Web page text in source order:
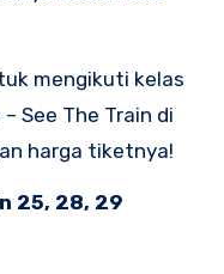
mengikuti kelas
See The Train di
harga tiketnya!
25, 28, 29